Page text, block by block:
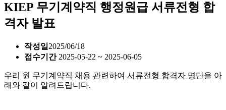
KIEP 무기계약직 행정원급 서류전형 합
격자 발표
작성일 2025/06/18
접수기간 2025-05-22 ~ 2025-06-05
우리 원 무기계약직 채용 관련하여 서류전형 합격자 명단을 아
래와 같이 알려드립니다.